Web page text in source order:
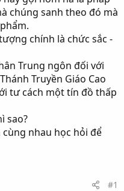
chúng sanh theo đó mà
chính là chức sắc -
Trung ngôn đối với
Truyền Giáo Cao
tư cách một tín đồ thấp
sao?
nhau học hỏi để
#1